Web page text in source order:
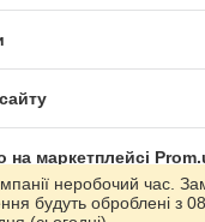
на маркетплейсі
неробочий час.
будуть оброблені з